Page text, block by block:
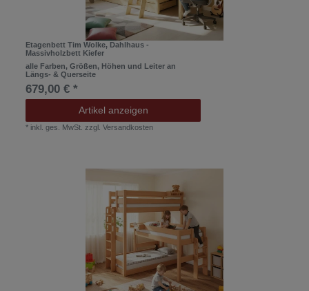
Etagenbett Tim Wolke, Dahlhaus -
Massivholzbett Kiefer
alle Farben, Größen, Höhen und Leiter an
Längs- & Querseite
679,00 € *
Artikel anzeigen
* inkl. ges. MwSt. zzgl.Versandkosten